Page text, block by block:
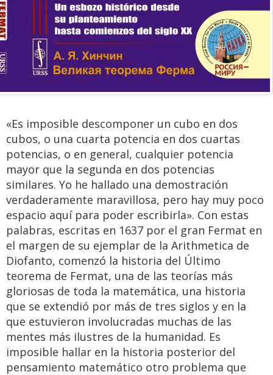
«Es imposible descomponer un cubo en dos
cubos, o una cuarta potencia en dos cuartas
potencias, o en general, cualquier potencia
mayor que la segunda en dos potencias
similares. Yo he hallado una demostración
verdaderamente maravillosa, pero hay muy poco
espacio aquí para poder escribirla». Con estas
palabras, escritas en 1637 por el gran Fermat en
el margen de su ejemplar de la Arithmetica de
Diofanto, comenzó la historia del Último
teorema de Fermat, una de las teorías más
gloriosas de toda la matemática, una historia
que se extendió por más de tres siglos y en la
que estuvieron involucradas muchas de las
mentes más ilustres de la humanidad. Es
imposible hallar en la historia posterior del
pensamiento matemático otro problema que